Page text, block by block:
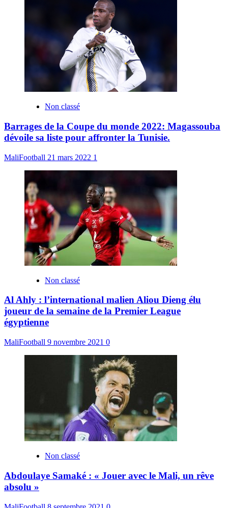
Non classé
Barrages de la Coupe du monde 2022: Magassouba
dévoile sa liste pour affronter la Tunisie.
MaliFootball 21 mars 2022 1
Non classé
Al Ahly : l’international malien Aliou Dieng élu
joueur de la semaine de la Premier League
égyptienne
MaliFootball 9 novembre 2021 0
Non classé
Abdoulaye Samaké : « Jouer avec le Mali, un rêve
absolu »